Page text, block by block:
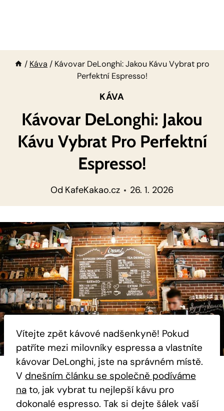
/ Káva / Kávovar DeLonghi: Jakou Kávu Vybrat pro
Perfektní Espresso!
KÁVA
Kávovar DeLonghi: Jakou
Kávu Vybrat Pro Perfektní
Espresso!
Od KafeKakao.cz 26. 1. 2026
Vítejte zpět kávové nadšenkyně! Pokud
patříte mezi milovníky espressa a vlastníte
kávovar DeLonghi, jste na správném místě.
V dnešním článku se společně podíváme
na to, jak vybrat tu nejlepší kávu pro
dokonalé espresso. Tak si dejte šálek vaší